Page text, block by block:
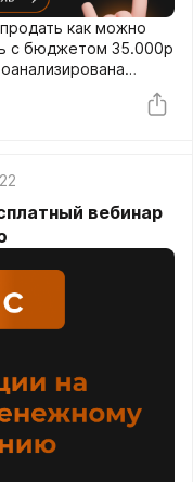
как можно
с бюджетом 35.000р
в инстаграм -
привлечения
на рекламу с
самого инстаграм.
Траты на
105
Средняя цена
доволен, собрали
вебинар